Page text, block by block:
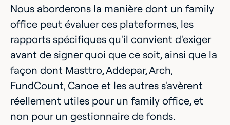
Nous aborderons la manière dont un family
office peut évaluer ces plateformes, les
rapports spécifiques qu'il convient d'exiger
avant de signer quoi que ce soit, ainsi que la
façon dont Masttro, Addepar, Arch,
FundCount, Canoe et les autres s'avèrent
réellement utiles pour un family office, et
non pour un gestionnaire de fonds.